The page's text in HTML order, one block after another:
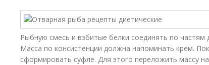
Рыбную смесь и взбитые белки соединять по
Масса по консистенции должна напоминать крем.
сформировать суфле. Для этого переложить массу